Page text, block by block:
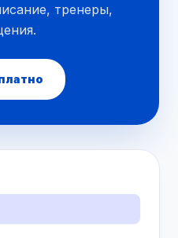
тренеры,